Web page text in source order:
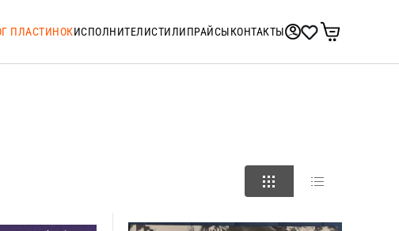
ПЛАСТИНОКИСПОЛНИТЕЛИСТИЛИПРАЙСЫКОНТАКТЫ